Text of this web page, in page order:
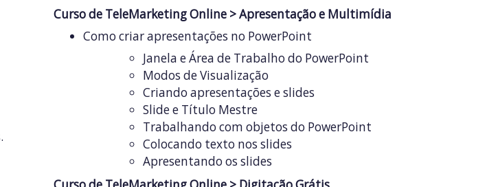
Curso de TeleMarketing Online > Apresentação e Multimídia
Como criar apresentações no PowerPoint
Janela e Área de Trabalho do PowerPoint
Modos de Visualização
Criando apresentações e slides
Slide e Título Mestre
Trabalhando com objetos do PowerPoint
Colocando texto nos slides
Apresentando os slides